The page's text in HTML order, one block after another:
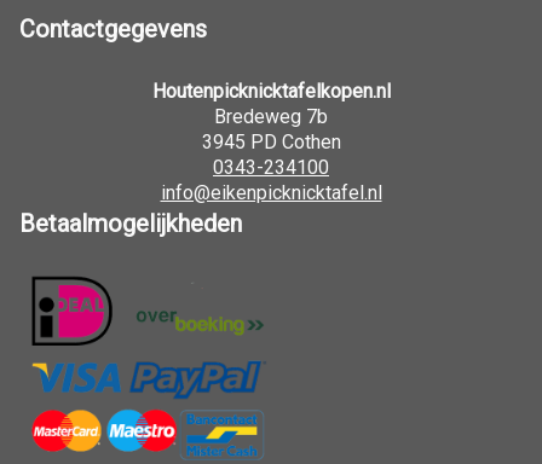
Contactgegevens
Houtenpicknicktafelkopen.nl
Bredeweg 7b
3945 PD Cothen
0343-234100
info@eikenpicknicktafel.nl
Betaalmogelijkheden